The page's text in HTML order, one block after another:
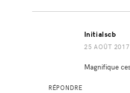
Initialscb
25 AOÛT
Magnifique
RÉPONDRE